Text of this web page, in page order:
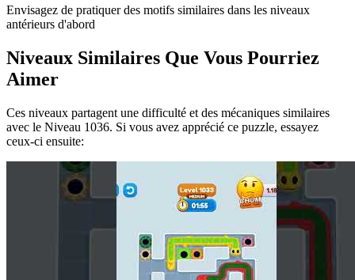
Envisagez de pratiquer des motifs similaires dans les niveaux
antérieurs d'abord
Niveaux Similaires Que Vous Pourriez
Aimer
Ces niveaux partagent une difficulté et des mécaniques similaires
avec le Niveau 1036. Si vous avez apprécié ce puzzle, essayez
ceux-ci ensuite: